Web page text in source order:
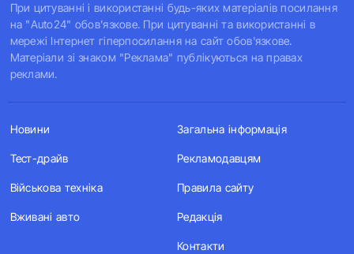
При цитуванні і використанні будь-яких матеріалів посилання
на "Auto24" обов'язкове. При цитуванні та використанні в
мережі Інтернет гіперпосилання на сайт обов'язкове.
Матеріали зі знаком "Реклама" публікуються на правах
реклами.
Новини
Тест-драйв
Військова техніка
Вживані авто
Загальна інформація
Рекламодавцям
Правила сайту
Редакція
Контакти